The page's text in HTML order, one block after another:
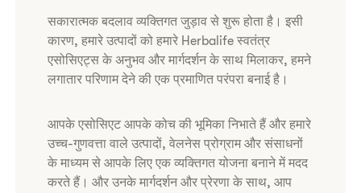
​सकारात्मक बदलाव व्यक्तिगत जुड़ाव से शुरू होता है। इसी
कारण, हमारे उत्पादों को हमारे Herbalife स्वतंत्र
एसोसिएट्स के अनुभव और मार्गदर्शन के साथ मिलाकर, हमने
लगातार परिणाम देने की एक प्रमाणित परंपरा बनाई है।
​आपके एसोसिएट आपके कोच की भूमिका निभाते हैं और हमारे
उच्च-गुणवत्ता वाले उत्पादों, वेलनेस प्रोग्राम और संसाधनों
के माध्यम से आपके लिए एक व्यक्तिगत योजना बनाने में मदद
करते हैं। और उनके मार्गदर्शन और प्रेरणा के साथ, आप